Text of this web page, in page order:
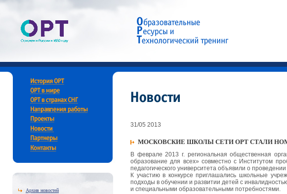
Архив новостей
31/05 2013
МОСКОВСКИЕ ШКОЛЫ СЕТИ ОРТ СТАЛИ
В феврале 2013 г. региональная общественная
образование для всех» совместно с Институтом
педагогического университета объявили о
К участию в конкурсе приглашались школьные
подходы в обучении и развитии детей с
и специальными образовательными потребностями.